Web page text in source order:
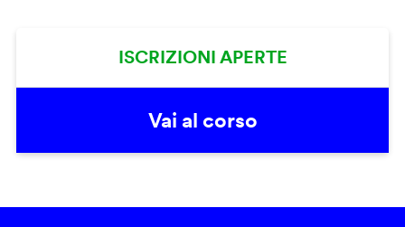
ISCRIZIONI APERTE
Vai al corso